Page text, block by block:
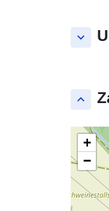
keyboard_arrow_down
keyboard_arrow_up
+
−